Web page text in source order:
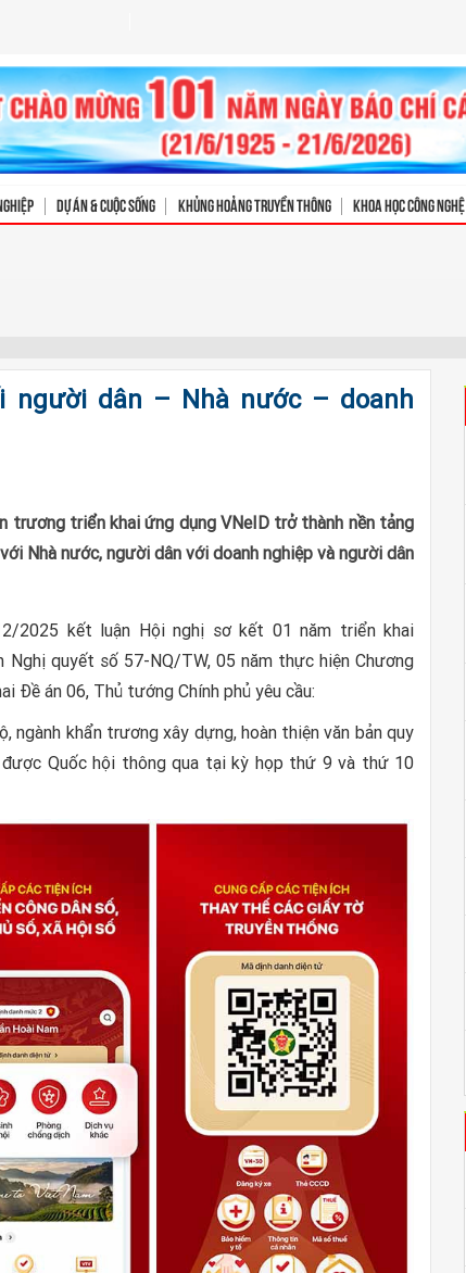
Dự án & Cuộc sống Khủng hoảng truyền thông Khoa học Công nghệ
người dân – Nhà nước – doanh
trương triển khai ứng dụng VNeID trở thành nền tảng
Nhà nước, người dân với doanh nghiệp và người dân
2025 kết luận Hội nghị sơ kết 01 năm triển khai
Nghị quyết số 57-NQ/TW, 05 năm thực hiện Chương
Đề án 06, Thủ tướng Chính phủ yêu cầu:
ngành khẩn trương xây dựng, hoàn thiện văn bản quy
Quốc hội thông qua tại kỳ họp thứ 9 và thứ 10